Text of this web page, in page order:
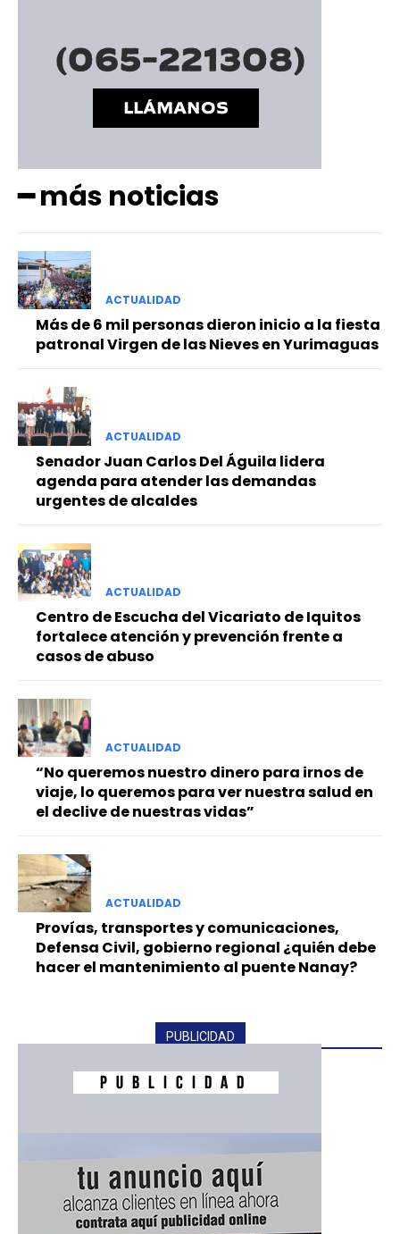
━ más noticias
ACTUALIDAD
Más de 6 mil personas dieron inicio a la fiesta
patronal Virgen de las Nieves en Yurimaguas
ACTUALIDAD
Senador Juan Carlos Del Águila lidera
agenda para atender las demandas
urgentes de alcaldes
ACTUALIDAD
Centro de Escucha del Vicariato de Iquitos
fortalece atención y prevención frente a
casos de abuso
ACTUALIDAD
“No queremos nuestro dinero para irnos de
viaje, lo queremos para ver nuestra salud en
el declive de nuestras vidas”
ACTUALIDAD
Provías, transportes y comunicaciones,
Defensa Civil, gobierno regional ¿quién debe
hacer el mantenimiento al puente Nanay?
PUBLICIDAD